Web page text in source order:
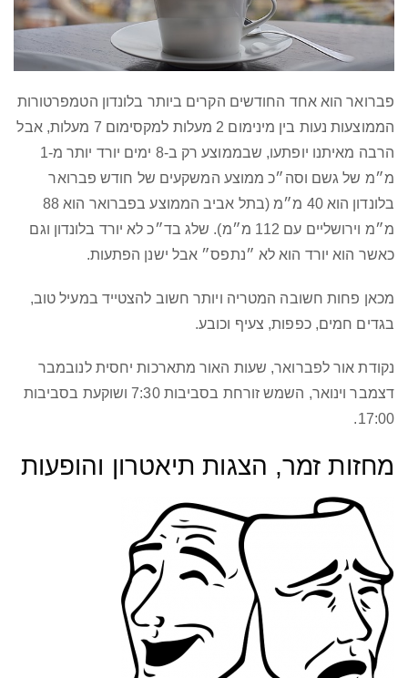
פברואר הוא אחד החודשים הקרים ביותר בלונדון הטמפרטורות
הממוצעות נעות בין מינימום 2 מעלות למקסימום 7 מעלות, אבל
הרבה מאיתנו יופתעו, שבממוצע רק ב-8 ימים יורד יותר מ-1
מ״מ של גשם וסה״כ ממוצע המשקעים של חודש פברואר
בלונדון הוא 40 מ״מ (בתל אביב הממוצע בפברואר הוא 88
מ״מ וירושליים עם 112 מ״מ). שלג בד״כ לא יורד בלונדון וגם
כאשר הוא יורד הוא לא ״נתפס״ אבל ישנן הפתעות.
מכאן פחות חשובה המטריה ויותר חשוב להצטייד במעיל טוב,
בגדים חמים, כפפות, צעיף וכובע.
נקודת אור לפברואר, שעות האור מתארכות יחסית לנובמבר
דצמבר וינואר, השמש זורחת בסביבות 7:30 ושוקעת בסביבות
17:00.
מחזות זמר, הצגות תיאטרון והופעות